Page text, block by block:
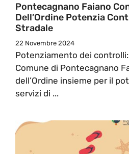
Pontecagnano Faiano
Dell’Ordine Potenzia
Stradale
22 Novembre 2024
Potenziamento dei controlli:
Comune di Pontecagnano
dell’Ordine insieme per il
servizi di ...